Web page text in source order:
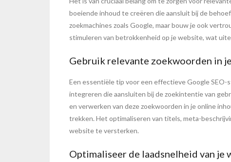
boeiende inhoud te creëren die aansluit bij de
zoekmachines zoals Google, maar bouw je ook
stimuleren van betrokkenheid op je website, wat
Gebruik relevante zoekwoorden in
Een essentiële tip voor een effectieve Google
integreren die aansluiten bij de zoekintentie van
en verwerken van deze zoekwoorden in je online
trekken. Het optimaliseren van titels, meta-
website te versterken.
Optimaliseer de laadsnelheid van je